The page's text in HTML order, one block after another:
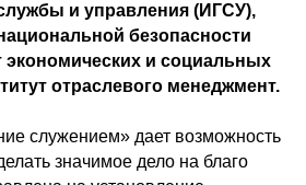
и управления (ИГСУ),
безопасности
и социальных
отраслевого менеджмент.
служением» дает возможность
значимое дело на благо